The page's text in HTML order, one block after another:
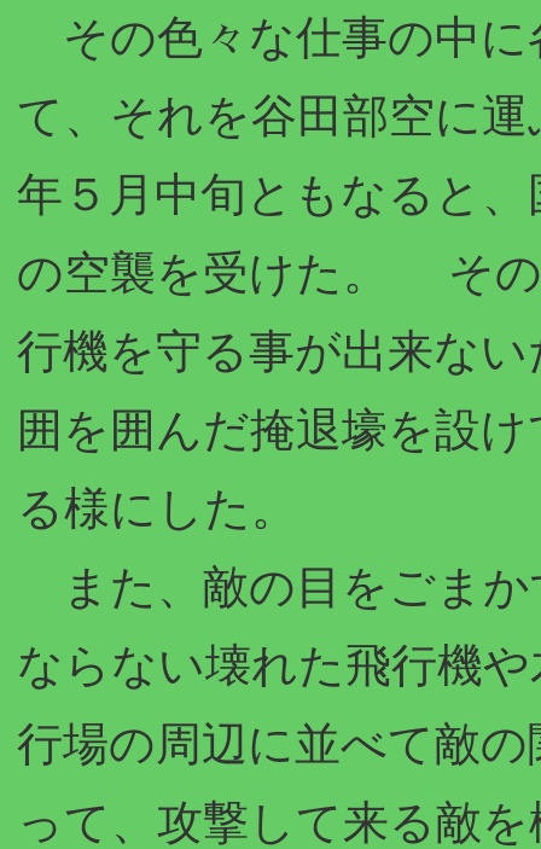
その色々な仕事の中に
て、それを谷田部空に
年５月中旬ともなると
の空襲を受けた。 その
行機を守る事が出来な
囲を囲んだ掩退壕を設
る様にした。
また、敵の目をごまか
ならない壊れた飛行機
行場の周辺に並べて敵
って、攻撃して来る敵